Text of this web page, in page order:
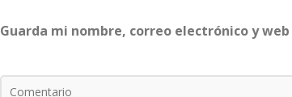
Guarda mi nombre, correo electrónico y